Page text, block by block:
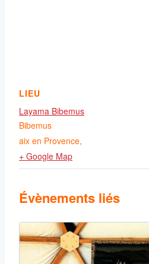
LIEU
Layama Bibemus
Bibemus
aix en Provence,
+ Google Map
Évènements liés